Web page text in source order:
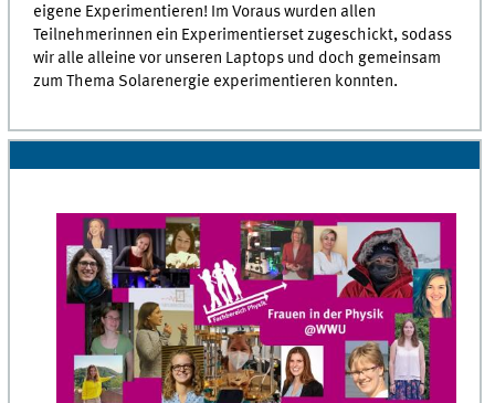
eigene Experimentieren! Im Voraus wurden allen
Teilnehmerinnen ein Experimentierset zugeschickt, sodass
wir alle alleine vor unseren Laptops und doch gemeinsam
zum Thema Solarenergie experimentieren konnten.